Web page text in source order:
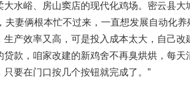
大水峪、房山窦店的现代化鸡场。密云县
夫妻俩根本忙不过来，一直想发展自动化
生产效率又高，可是投入成本太大，自己改
贷款，咱家改建的新鸡舍不再臭烘烘，每
只要在门口按几个按钮就完成了。”